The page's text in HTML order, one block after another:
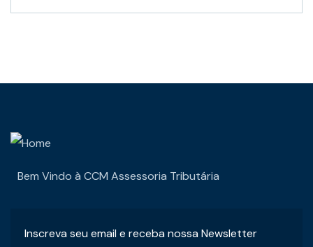
Bem Vindo à CCM Assessoria Tributária
Inscreva seu email e receba nossa Newsletter